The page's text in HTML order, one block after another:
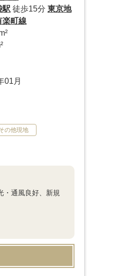
駅 徒歩15分東京地
楽町線
01月
の他現地
・通風良好、新規